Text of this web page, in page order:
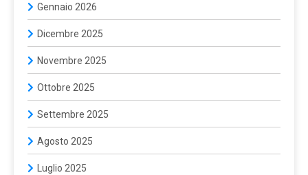
Gennaio 2026
Dicembre 2025
Novembre 2025
Ottobre 2025
Settembre 2025
Agosto 2025
Luglio 2025